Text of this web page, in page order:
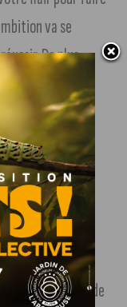
va se
De plus,
Vous
et de
serez prêt,
efforts
vos relations de